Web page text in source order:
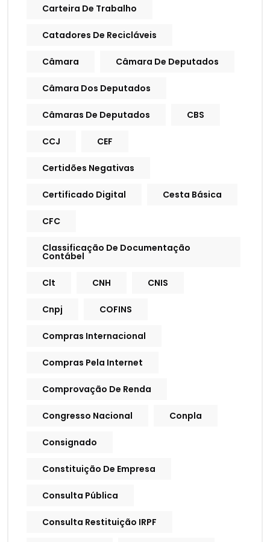
Carteira De Trabalho
Catadores De Recicláveis
Câmara Câmara De Deputados
Câmara Dos Deputados
Câmaras De Deputados CBS
CCJ CEF
Certidões Negativas
Certificado Digital Cesta Básica
CFC
Classificação De Documentação
Contábel
Clt CNH CNIS
Cnpj COFINS
Compras Internacional
Compras Pela Internet
Comprovação De Renda
Congresso Nacional Conpla
Consignado
Constituição De Empresa
Consulta Pública
Consulta Restituição IRPF